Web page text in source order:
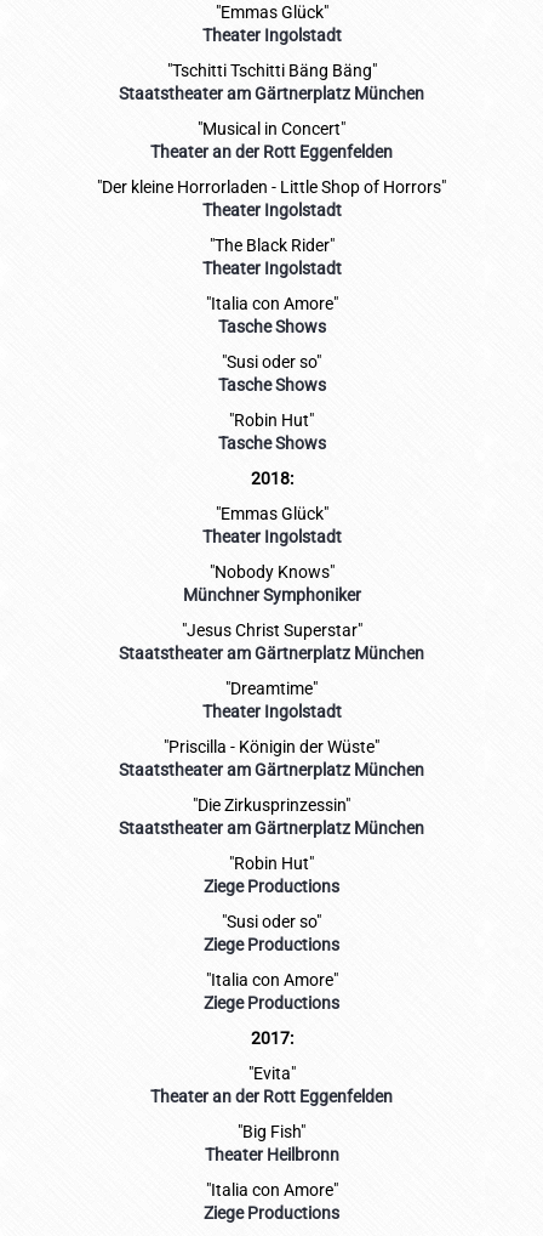
"Emmas Glück"
Theater Ingolstadt
"Tschitti Tschitti Bäng Bäng"
Staatstheater am Gärtnerplatz München
"Musical in Concert"
Theater an der Rott Eggenfelden
"Der kleine Horrorladen - Little Shop of Horrors"
Theater Ingolstadt
"The Black Rider"
Theater Ingolstadt
"Italia con Amore"
Tasche Shows
"Susi oder so"
Tasche Shows
"Robin Hut"
Tasche Shows
2018:
"Emmas Glück"
Theater Ingolstadt
"Nobody Knows"
Münchner Symphoniker
"Jesus Christ Superstar"
Staatstheater am Gärtnerplatz München
"Dreamtime"
Theater Ingolstadt
"Priscilla - Königin der Wüste"
Staatstheater am Gärtnerplatz München
"Die Zirkusprinzessin"
Staatstheater am Gärtnerplatz München
"Robin Hut"
Ziege Productions
"Susi oder so"
Ziege Productions
"Italia con Amore"
Ziege Productions
2017:
"Evita"
Theater an der Rott Eggenfelden
"Big Fish"
Theater Heilbronn
"Italia con Amore"
Ziege Productions